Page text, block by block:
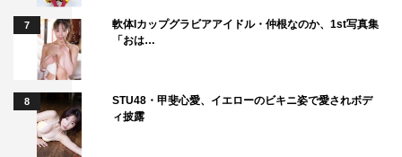
7
軟体Iカップグラビアアイドル・仲根なのか、1st写真集
「おは…
8
STU48・甲斐心愛、イエローのビキニ姿で愛されボデ
ィ披露